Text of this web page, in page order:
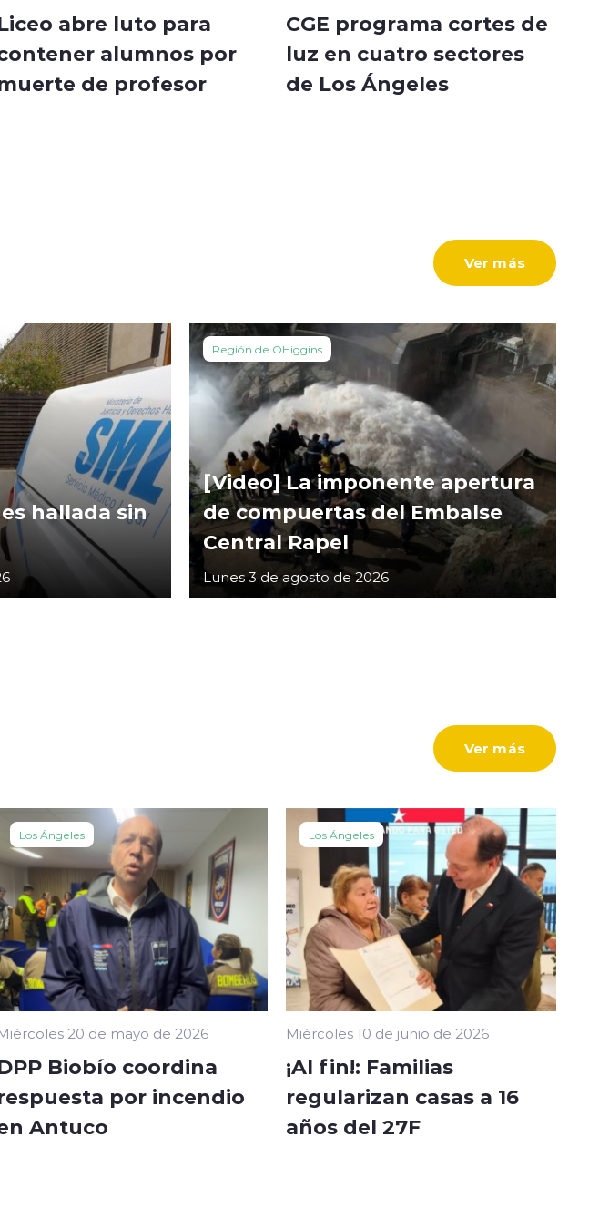
abre luto para
alumnos por
de profesor
CGE programa cortes de
luz en cuatro sectores
de Los Ángeles
Ver más
hallada sin
Región de OHiggins
[Video] La imponente apertura
de compuertas del Embalse
Central Rapel
Lunes 3 de agosto de 2026
Ver más
Los Ángeles
20 de mayo de 2026
Biobío coordina
por incendio
Antuco
Los Ángeles
Miércoles 10 de junio de 2026
¡Al fin!: Familias
regularizan casas a 16
años del 27F